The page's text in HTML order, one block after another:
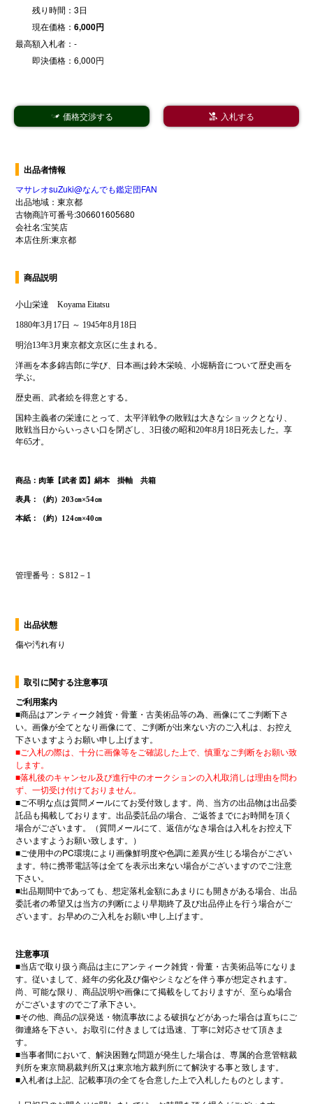
残り時間： 3日
現在価格： 6,000円
最高額入札者： -
即決価格： 6,000円
 価格交渉する  入札する
出品者情報
マサレオsuZuki@なんでも鑑定団FAN
出品地域：東京都
古物商許可番号:306601605680
会社名:宝笑店
本店住所:東京都
商品説明
出品状態
傷や汚れ有り
取引に関する注意事項
ご利用案内
■商品はアンティーク雑貨・骨董・古美術品等の為、画像にてご判断下さ
い。画像が全てとなり画像にて、ご判断が出来ない方のご入札は、お控え
下さいますようお願い申し上げます。
■ご入札の際は、十分に画像等をご確認した上で、慎重なご判断をお願い致
します。
■落札後のキャンセル及び進行中のオークションの入札取消しは理由を問わ
ず、一切受け付けておりません。
■ご不明な点は質問メールにてお受付致します。尚、当方の出品物は出品委
託品も掲載しております。出品委託品の場合、ご返答までにお時間を頂く
場合がございます。（質問メールにて、返信がなき場合は入札をお控え下
さいますようお願い致します。）
■ご使用中のPC環境により画像鮮明度や色調に差異が生じる場合がござい
ます。特に携帯電話等は全てを表示出来ない場合がございますのでご注意
下さい。
■出品期間中であっても、想定落札金額にあまりにも開きがある場合、出品
委託者の希望又は当方の判断により早期終了及び出品停止を行う場合がご
ざいます。お早めのご入札をお願い申し上げます。
注意事項
■当店で取り扱う商品は主にアンティーク雑貨・骨董・古美術品等になりま
す。従いまして、経年の劣化及び傷やシミなどを伴う事が想定されます。
尚、可能な限り、商品説明や画像にて掲載をしておりますが、至らぬ場合
がございますのでご了承下さい。
■その他、商品の誤発送・物流事故による破損などがあった場合は直ちにご
御連絡を下さい。お取引に付きましては迅速、丁寧に対応させて頂きま
す。
■当事者間において、解決困難な問題が発生した場合は、専属的合意管轄裁
判所を東京簡易裁判所又は東京地方裁判所にて解決する事と致します。
■入札者は上記、記載事項の全てを合意した上で入札したものとします。